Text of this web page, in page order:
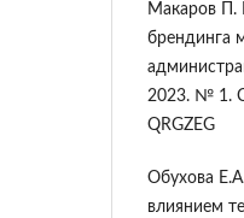
Макаров П.
брендинга
2023. № 1.
QRGZEG
Обухова
влиянием